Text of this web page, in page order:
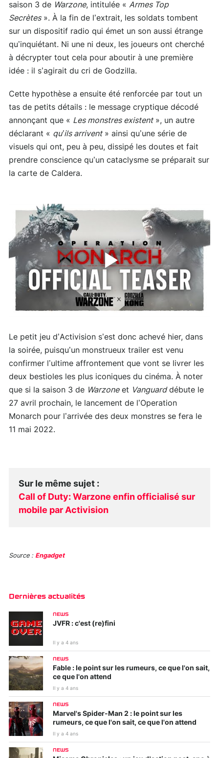
saison 3 de Warzone, intitulée « Armes Top
Secrètes». À la fin de l’extrait, les soldats tombent
sur un dispositif radio qui émet un son aussi étrange
qu’inquiétant. Ni une ni deux, les joueurs ont cherché
à décrypter tout cela pour aboutir à une première
idée : il s’agirait du cri de Godzilla.
Cette hypothèse a ensuite été renforcée par tout un
tas de petits détails : le message cryptique décodé
annonçant que « Les monstres existent», un autre
déclarant « qu’ils arrivent» ainsi qu’une série de
visuels qui ont, peu à peu, dissipé les doutes et fait
prendre conscience qu’un cataclysme se préparait sur
la carte de Caldera.
Le petit jeu d’Activision s’est donc achevé hier, dans
la soirée, puisqu’un monstrueux trailer est venu
confirmer l’ultime affrontement que vont se livrer les
deux bestioles les plus iconiques du cinéma. À noter
que si la saison 3 de Warzoneet Vanguarddébute le
27 avril prochain, le lancement de l’Operation
Monarch pour l’arrivée des deux monstres se fera le
11 mai 2022.
Sur le même sujet :
Call of Duty: Warzone enfin officialisé sur
mobile par Activision
Source : Engadget
Dernières actualités
NEWS
JVFR : c'est (re)fini
Il y a 4 ans
NEWS
Fable : le point sur les rumeurs, ce que l'on sait,
ce que l'on attend
Il y a 4 ans
NEWS
Marvel's Spider-Man 2 : le point sur les
rumeurs, ce que l'on sait, ce que l'on attend
Il y a 4 ans
NEWS